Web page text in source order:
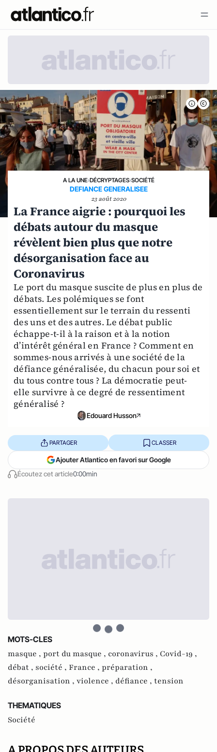
A LA UNE›DÉCRYPTAGES›SOCIÉTÉ
DEFIANCE GENERALISEE
23 août 2020
La France aigrie : pourquoi les
débats autour du masque
révèlent bien plus que notre
désorganisation face au
Coronavirus
Le port du masque suscite de plus en plus de
débats. Les polémiques se font
essentiellement sur le terrain du ressenti
des uns et des autres. Le débat public
échappe-t-il à la raison et à la notion
d’intérêt général en France ? Comment en
sommes-nous arrivés à une société de la
défiance généralisée, du chacun pour soi et
du tous contre tous ? La démocratie peut-
elle survivre à ce degré de ressentiment
généralisé ?
Edouard Husson
Écoutez cet article0:00min
PARTAGER CLASSER
Ajouter Atlantico en favori sur Google
MOTS-CLES
masque , port du masque , coronavirus , Covid-19 ,
débat , société , France , préparation ,
désorganisation , violence , défiance , tension
THEMATIQUES
Société